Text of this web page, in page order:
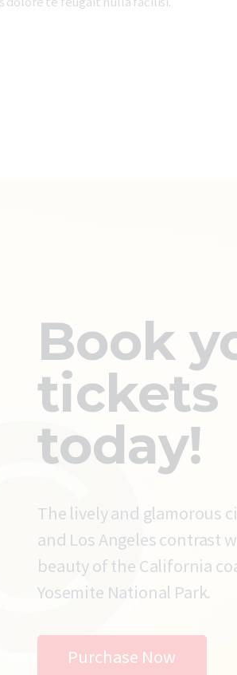
Book
tickets
today!
The lively and glamorous
and Los Angeles contrast
beauty of the California
Yosemite National Park.
Purchase Now